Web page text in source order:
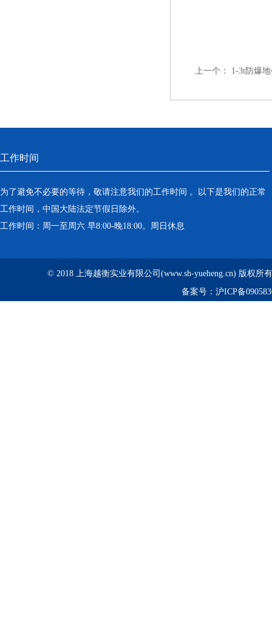
上一个： 1-3t防爆
工作时间
为了避免不必要的等待，敬请注意我们的工作时间 。以下是我们的正常
工作时间，中国大陆法定节假日除外。
工作时间：周一至周六 早8:00-晚18:00。周日休息
© 2018 上海越衡实业有限公司(www.sh-yueheng.cn) 版权所
备案号： 沪ICP备